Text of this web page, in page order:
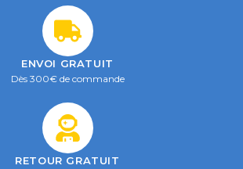
ENVOI GRATUIT
Dès 300€ de commande
RETOUR GRATUIT